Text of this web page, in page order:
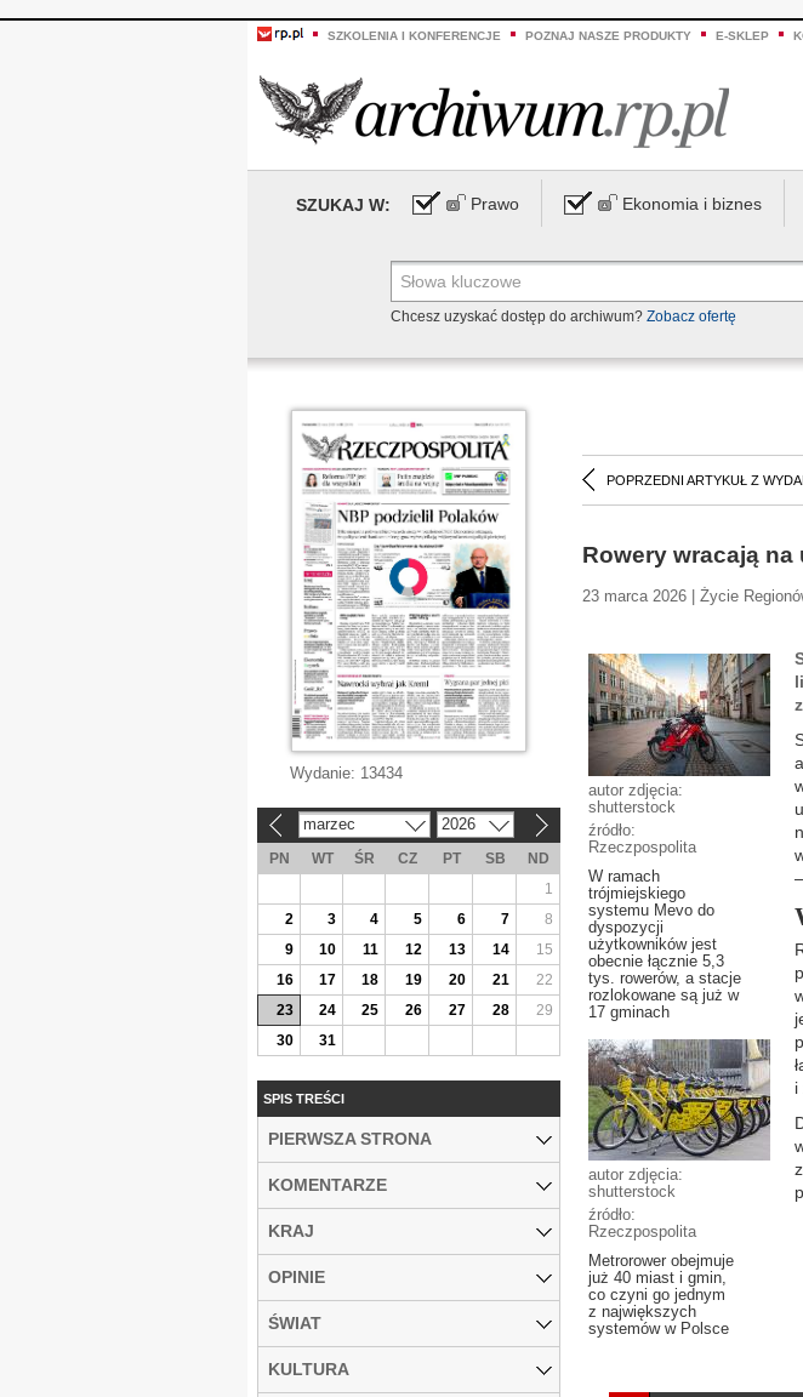
SZKOLENIA I KONFERENCJE POZNAJ NASZE PRODUKTY E-SKLEP
SZUKAJ W: Prawo Ekonomia i biznes
Chcesz uzyskać dostęp do archiwum? Zobacz ofertę
POPRZEDNI ARTYKUŁ Z
Rowery wracają
23 marca 2026 | Życie
autor zdjęcia:
shutterstock
źródło:
Rzeczpospolita
W ramach
trójmiejskiego
systemu Mevo do
dyspozycji
użytkowników jest
obecnie łącznie 5,3
tys. rowerów, a stacje
rozlokowane są już w
17 gminach
autor zdjęcia:
shutterstock
źródło:
Rzeczpospolita
Metrorower obejmuje
już 40 miast i gmin,
co czyni go jednym
z największych
systemów w Polsce
i
Wydanie: 13434
marzec 2026
PN WT ŚR CZ PT SB
ND
1
2
3 4 5 6 7
8
9
10 11 12 13 14
15
16
17 18 19 20 21
22
23
24 25 26 27 28
29
30
31
SPIS TREŚCI
PIERWSZA STRONA
KOMENTARZE
KRAJ
OPINIE
ŚWIAT
KULTURA